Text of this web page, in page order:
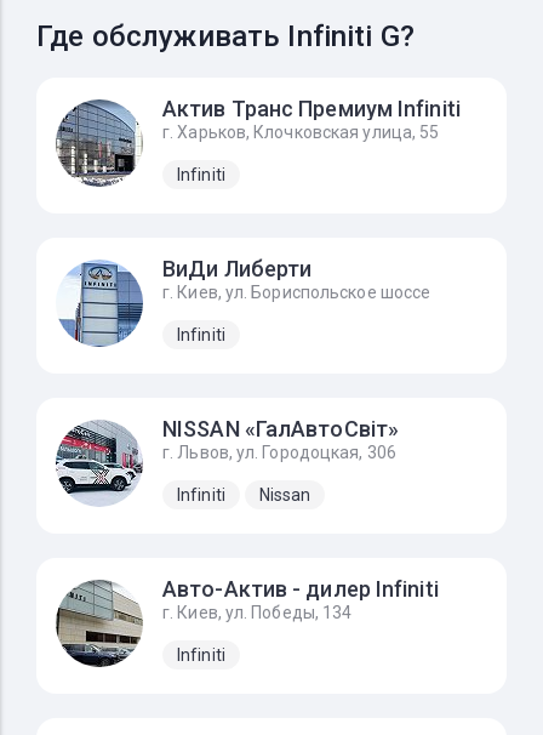
Где обслуживать Infiniti G?
Актив Транс Премиум Infiniti
г. Харьков, Клочковская улица, 55
Infiniti
ВиДи Либерти
г. Киев, ул. Бориспольское шоссе
Infiniti
NISSAN «ГалАвтоСвіт»
г. Львов, ул. Городоцкая, 306
Infiniti Nissan
Авто-Актив - дилер Infiniti
г. Киев, ул. Победы, 134
Infiniti